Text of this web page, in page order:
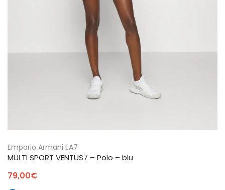
Emporio Armani EA7
MULTI SPORT VENTUS7 – Polo – blu
79,00€